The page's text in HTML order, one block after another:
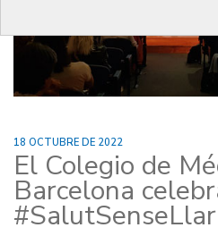
18 OCTUBRE DE 2022
El Colegio de
Barcelona
#SalutSenseLlar